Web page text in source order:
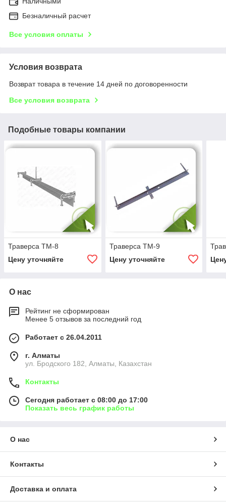
Безналичный расчет
Все условия оплаты
Условия возврата
Возврат товара в течение 14 дней по договоренности
Все условия возврата
Подобные товары компании
Траверса ТМ-8
Цену уточняйте
Траверса ТМ-9
Цену уточняйте
О нас
Рейтинг не сформирован
Менее 5 отзывов за последний год
Работает с 26.04.2011
г. Алматы
ул. Бродского 182, Алматы, Казахстан
Контакты
Сегодня работает с 08:00 до 17:00
Показать весь график работы
О нас
Контакты
Доставка и оплата